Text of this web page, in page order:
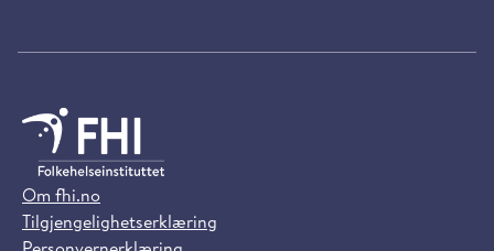
Om fhi.no
Tilgjengelighetserklæring